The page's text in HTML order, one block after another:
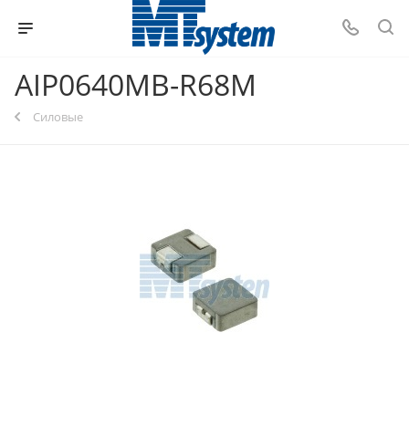
AIP0640MB-R68M
Силовые